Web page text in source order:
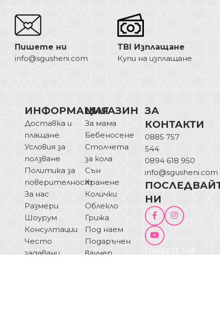
Пишете ни
info@sgusheni.com
TBI Изплащане
Купи на изплащане
ИНФОРМАЦИЯ
Доставка и
плащане
Условия за
ползване
Политика за
поверителност
За нас
Размери
Шоурум
Консултации
Често
задавани
МАГАЗИН
За мама
Бебеносене
Столчета
за кола
Сън
Хранене
Колички
Облекло
Грижа
Под наем
Подаръчен
ваучер
ЗА
КОНТАКТИ
0885 757
544
0894 618 950
info@sgusheni.com
НИ